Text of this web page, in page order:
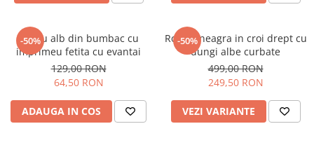
-50%
Tricou alb din bumbac cu
imprimeu fetita cu evantai
129,00 RON
64,50 RON
ADAUGA IN COS
-50%
Rochie neagra in croi drept cu
dungi albe curbate
499,00 RON
249,50 RON
VEZI VARIANTE